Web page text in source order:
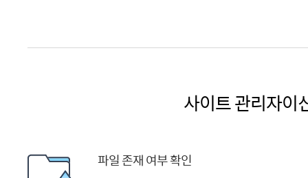
사이트 관리자이
파일 존재 여부 확인